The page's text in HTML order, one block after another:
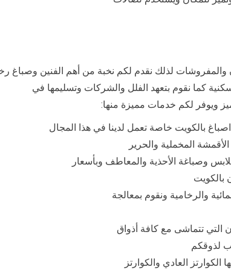
لذلك نقدم لكم نخبة من أهم الفنين وصباغ
كما نقوم بتعهد الفلل والشركات وتسليمها في
ويوفر لكم خدمات مميزة منها:
بالكويت خاصة تعمل لدينا في هذا المجال
المخملية والحرير
وصباغة الأحذية والمعاطف وبأسعار
والرخامية ونقوم بمعالجة
التي تتماشى مع كافة أذواق
لذوقكم
العادي والكوارتز